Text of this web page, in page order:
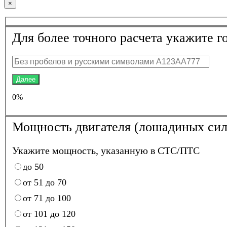
×
Для более точного расчета укажите
Далее
0%
Мощность двигателя (лошадиных
Укажите мощность, указанную в СТС/ПТС
до 50
от 51 до 70
от 71 до 100
от 101 до 120